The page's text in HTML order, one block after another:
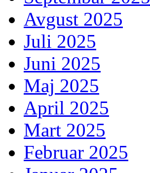
Avgust 2025
Juli 2025
Juni 2025
Maj 2025
April 2025
Mart 2025
Februar 2025